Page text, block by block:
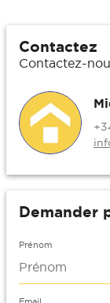
Contactez
Contactez-
Demander
Prénom